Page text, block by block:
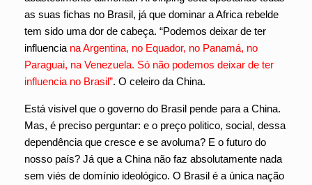
as suas fichas no Brasil, já que dominar a Africa rebelde
tem sido uma dor de cabeça. “Podemos deixar de ter
influencia na Argentina, no Equador, no Panamá, no
Paraguai, na Venezuela. Só não podemos deixar de ter
influencia no Brasil”. O celeiro da China.
Está visivel que o governo do Brasil pende para a China.
Mas, é preciso perguntar: e o preço politico, social, dessa
dependência que cresce e se avoluma? E o futuro do
nosso país? Já que a China não faz absolutamente nada
sem viés de domínio ideológico. O Brasil é a única nação